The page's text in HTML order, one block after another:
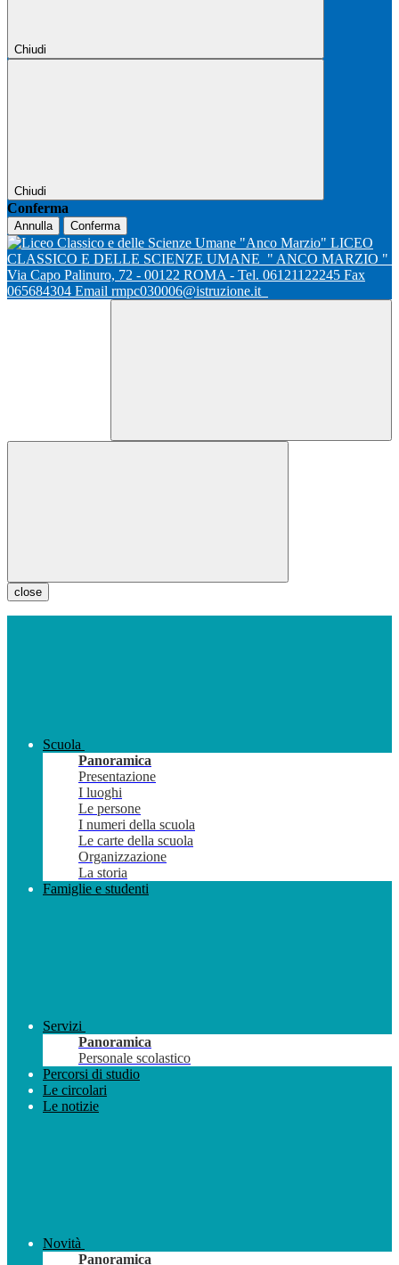
Chiudi
Chiudi
Conferma
Annulla Conferma
LICEO
CLASSICO E DELLE SCIENZE UMANE " ANCO MARZIO "
Via Capo Palinuro, 72 - 00122 ROMA - Tel. 06121122245 Fax
065684304 Email rmpc030006@istruzione.it
close
Scuola
Panoramica
Presentazione
I luoghi
Le persone
I numeri della scuola
Le carte della scuola
Organizzazione
La storia
Famiglie e studenti
Servizi
Panoramica
Personale scolastico
Percorsi di studio
Le circolari
Le notizie
Novità
Panoramica